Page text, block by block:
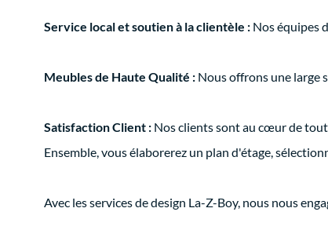
Service local et soutien à la clientèle : Nos équipes
Meubles de Haute Qualité : Nous offrons une large
Satisfaction Client : Nos clients sont au cœur de
Ensemble, vous élaborerez un plan d'étage,
Avec les services de design La-Z-Boy, nous nous